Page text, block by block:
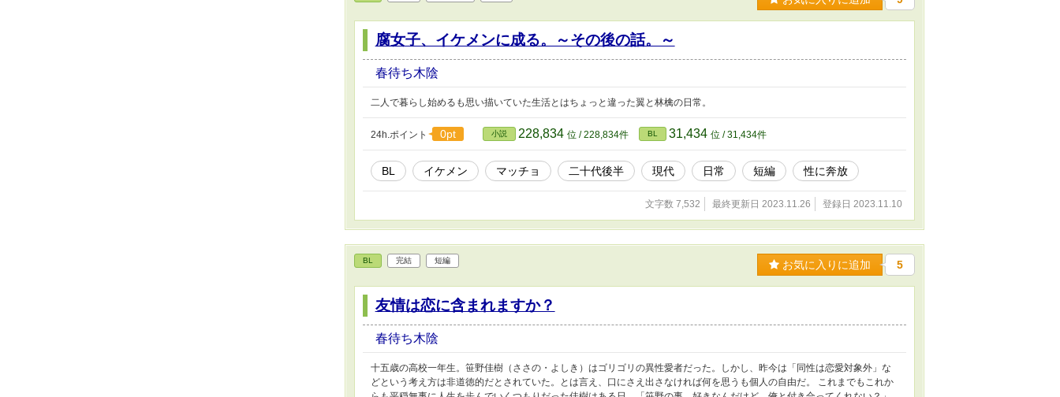
腐女子、イケメンに成る。～その後の話。～
春待ち木陰
二人で暮らし始めるも思い描いていた生活とはちょっと違った翼と林檎の日常。
24h.ポイント 0pt 小説 228,834 位 / 228,834件 BL 31,434 位 / 31,434件
BL イケメン マッチョ 二十代後半 現代 日常 短編 性に奔放
文字数 7,532 最終更新日 2023.11.26 登録日 2023.11.10
BL 完結 短編 お気に入りに追加 5
友情は恋に含まれますか？
春待ち木陰
十五歳の高校一年生。笹野佳樹（ささの・よしき）はゴリゴリの異性愛者だった。しかし、昨今は「同性は恋愛対象外」な
どという考え方は非道徳的だとされていた。とは言え、口にさえ出さなければ何を思うも個人の自由だ。 これまでもこれか